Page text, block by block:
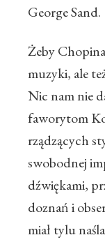
George Sand.
Żeby
muzyki, ale
Nic nam nie
faworytom
rządzących
swobodnej
dźwiękami,
doznań i
miał tylu